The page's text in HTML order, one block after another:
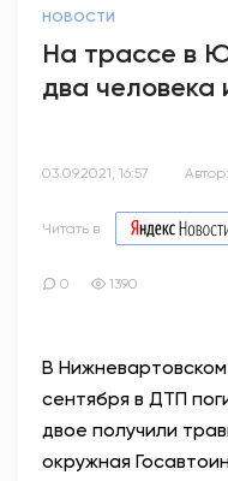
НОВОСТИ
На трассе в
два человека
03.09.2021, 16:57 Автор:
Читать в
0 1390
В
сентября в ДТП
двое получили
окружная